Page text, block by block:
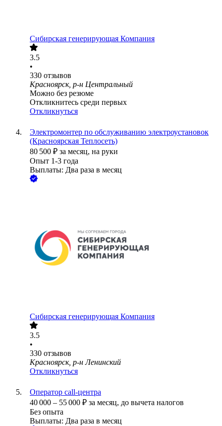
Сибирская генерирующая Компания
3.5
•
330 отзывов
Красноярск, р-н Центральный
Можно без резюме
Откликнитесь среди первых
Откликнуться
Электромонтер по обслуживанию электроустановок
(Красноярская Теплосеть)
80 500 ₽ за месяц, на руки
Опыт 1-3 года
Выплаты: Два раза в месяц
Сибирская генерирующая Компания
3.5
•
330 отзывов
Красноярск, р-н Ленинский
Откликнуться
Оператор call-центра
40 000 – 55 000 ₽ за месяц, до вычета налогов
Без опыта
Выплаты: Два раза в месяц